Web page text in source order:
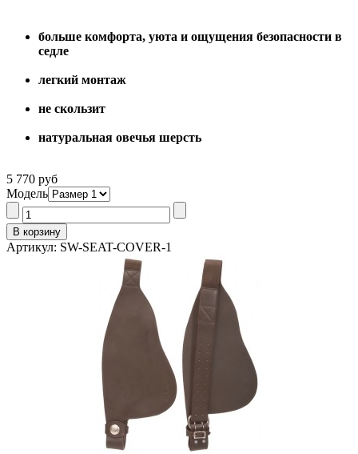
больше комфорта, уюта и ощущения безопасности в
седле
легкий монтаж
не скользит
натуральная овечья шерсть
5 770 руб
Модель
Артикул: SW-SEAT-COVER-1